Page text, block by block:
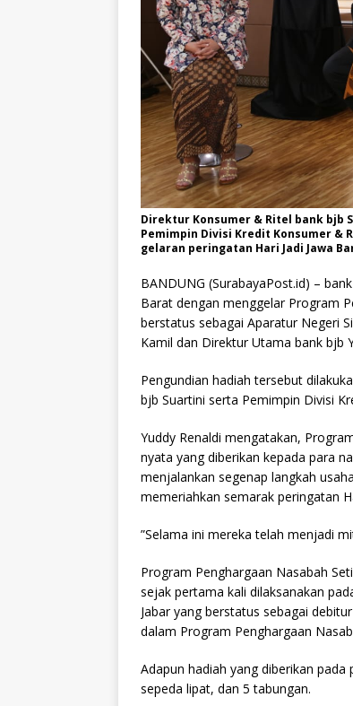
Direktur Konsumer & Ritel bank bjb
Pemimpin Divisi Kredit Konsumer &
gelaran peringatan Hari Jadi Jawa
BANDUNG (SurabayaPost.id) –
Barat dengan menggelar Program
berstatus sebagai Aparatur Negeri
Kamil dan Direktur Utama bank bjb
Pengundian hadiah tersebut
bjb Suartini serta Pemimpin Divisi
Yuddy Renaldi mengatakan,
nyata yang diberikan kepada para
menjalankan segenap langkah
memeriahkan semarak peringatan
”Selama ini mereka telah menjadi
Program Penghargaan Nasabah
sejak pertama kali dilaksanakan
Jabar yang berstatus sebagai
dalam Program Penghargaan
Adapun hadiah yang diberikan
sepeda lipat, dan 5 tabungan.